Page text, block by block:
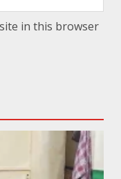
in this browser